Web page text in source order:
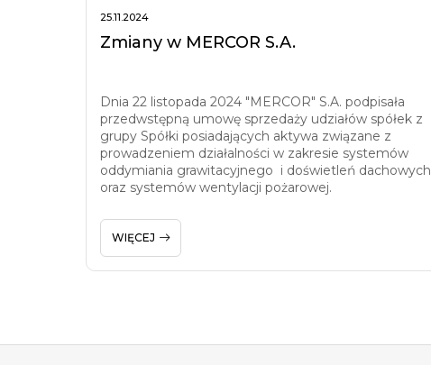
25.11.2024
Zmiany w MERCOR S.A.
Dnia 22 listopada 2024 "MERCOR" S.A. podpisała
przedwstępną umowę sprzedaży udziałów spółek z
grupy Spółki posiadających aktywa związane z
prowadzeniem działalności w zakresie systemów
oddymiania grawitacyjnego i doświetleń dachowych
oraz systemów wentylacji pożarowej.
WIĘCEJ